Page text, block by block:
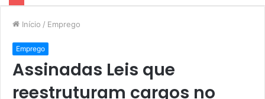
Início / Emprego
Emprego
Assinadas Leis que
reestruturam cargos no